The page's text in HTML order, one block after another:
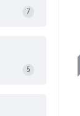
7
5